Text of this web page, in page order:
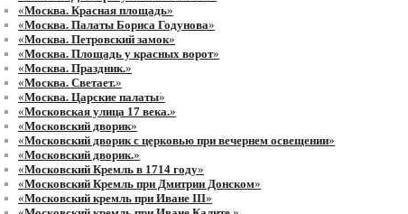
«Москва. Красная площадь»
«Москва. Палаты Бориса Годунова»
«Москва. Петровский замок»
«Москва. Площадь у красных ворот»
«Москва. Праздник.»
«Москва. Светает.»
«Москва. Царские палаты»
«Московская улица 17 века.»
«Московский дворик»
«Московский дворик с церковью при вечернем освещении»
«Московский дворик.»
«Московский Кремль в 1714 году»
«Московский Кремль при Дмитрии Донском»
«Московский кремль при Иване III»